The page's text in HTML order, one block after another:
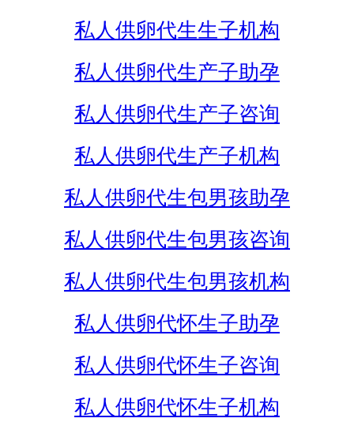
私人供卵代生生子机构
私人供卵代生产子助孕
私人供卵代生产子咨询
私人供卵代生产子机构
私人供卵代生包男孩助孕
私人供卵代生包男孩咨询
私人供卵代生包男孩机构
私人供卵代怀生子助孕
私人供卵代怀生子咨询
私人供卵代怀生子机构